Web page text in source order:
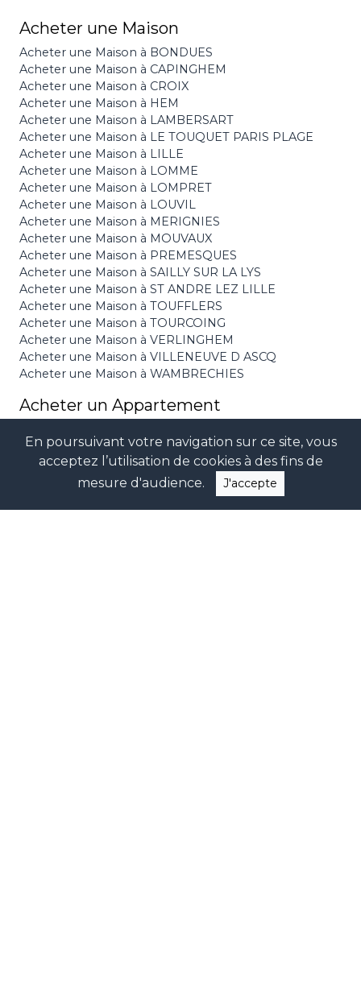
En poursuivant votre navigation sur ce site, vous
acceptez l’utilisation de cookies à des fins de
mesure d'audience.
J'accepte
Acheter une Maison
Acheter une Maison à BONDUES
Acheter une Maison à CAPINGHEM
Acheter une Maison à CROIX
Acheter une Maison à HEM
Acheter une Maison à LAMBERSART
Acheter une Maison à LE TOUQUET PARIS PLAGE
Acheter une Maison à LILLE
Acheter une Maison à LOMME
Acheter une Maison à LOMPRET
Acheter une Maison à LOUVIL
Acheter une Maison à MERIGNIES
Acheter une Maison à MOUVAUX
Acheter une Maison à PREMESQUES
Acheter une Maison à SAILLY SUR LA LYS
Acheter une Maison à ST ANDRE LEZ LILLE
Acheter une Maison à TOUFFLERS
Acheter une Maison à TOURCOING
Acheter une Maison à VERLINGHEM
Acheter une Maison à VILLENEUVE D ASCQ
Acheter une Maison à WAMBRECHIES
Acheter un Appartement
Acheter un Appartement à LA MADELEINE
Acheter un Appartement à LAMBERSART
Acheter un Appartement à LE TOUQUET PARIS
Acheter un Appartement à LILLE